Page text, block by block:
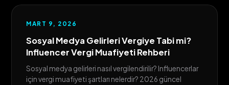
MART 9, 2026
Sosyal Medya Gelirleri Vergiye Tabi mi?
Influencer Vergi Muafiyeti Rehberi
Sosyal medya gelirleri nasıl vergilendirilir? Influencerlar
için vergi muafiyeti şartları nelerdir? 2026 güncel